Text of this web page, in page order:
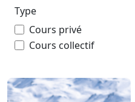
Type
Cours privé
Cours collectif